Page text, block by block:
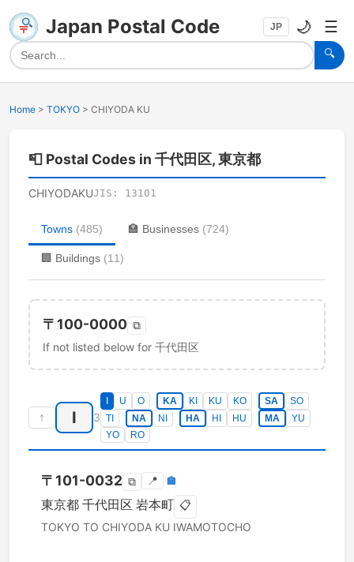
Japan Postal Code
🔍
JP 🌙 ☰
Home > TOKYO > CHIYODA KU
📮 Postal Codes in 千代田区, 東京都
CHIYODAKUJIS: 13101
Towns (485) 🏣 Businesses (724)
🏢 Buildings (11)
〒 100-0000 ⧉
If not listed below for 千代田区
↑ I 3
U O KA KI KU KO SA
SO
TI
NA NI HA HI HU MA
YU
YO
RO
〒 101-0032 ⧉ 📍 🏣
東京都 千代田区 岩本町 📋
TOKYO TO CHIYODA KU IWAMOTOCHO